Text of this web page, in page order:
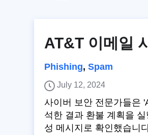
AT&T 이메일
Phishing, Spam
July 12, 2024
사이버 보안 전문가들은
석한 결과 환불 계획을 실
성 메시지로 확인했습니